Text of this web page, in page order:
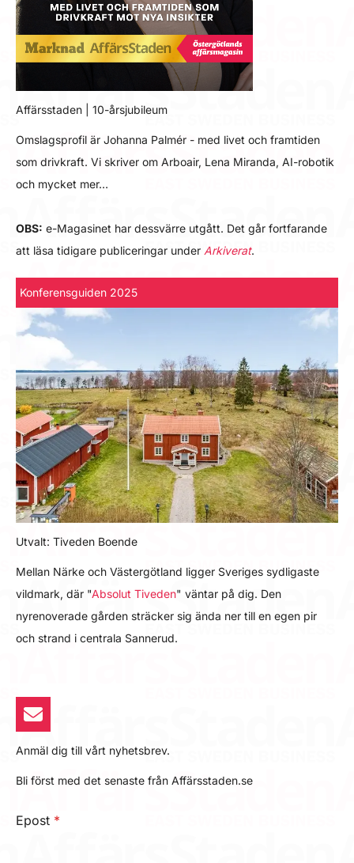
Affärsstaden | 10-årsjubileum
Omslagsprofil är Johanna Palmér - med livet och framtiden
som drivkraft. Vi skriver om Arboair, Lena Miranda, AI-robotik
och mycket mer…
OBS: e-Magasinet har dessvärre utgått. Det går fortfarande
att läsa tidigare publiceringar under Arkiverat.
Konferensguiden 2025
Utvalt: Tiveden Boende
Mellan Närke och Västergötland ligger Sveriges sydligaste
vildmark, där "Absolut Tiveden" väntar på dig. Den
nyrenoverade gården sträcker sig ända ner till en egen pir
och strand i centrala Sannerud.
Anmäl dig till vårt nyhetsbrev.
Bli först med det senaste från Affärsstaden.se
Epost *